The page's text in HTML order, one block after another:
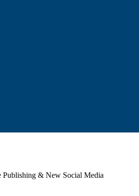
Publishing & New Social Media